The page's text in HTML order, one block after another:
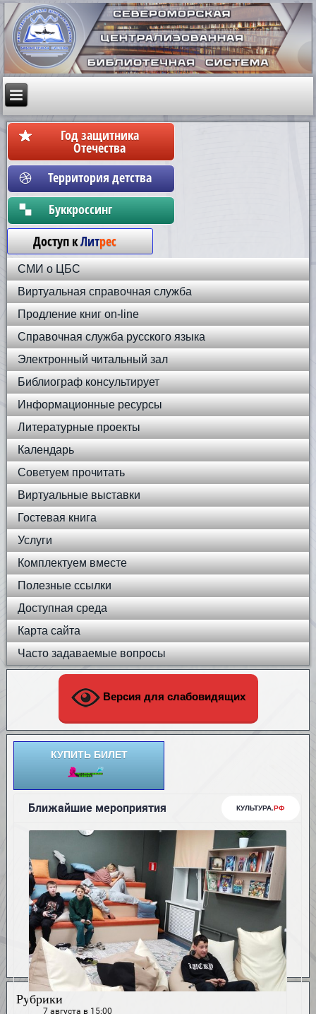
Год защитника
Отечества
Территория детства
Бyккpoccинг
Доступ кЛитрес
СМИ о ЦБС
Виртуальная справочная служба
Продление книг on-line
Справочная служба русского языка
Электронный читальный зал
Библиограф консультирует
Информационные ресурсы
Литературные проекты
Календарь
Советуем прочитать
Виртуальные выставки
Гостевая книга
Услуги
Комплектуем вместе
Полезные ссылки
Доступная среда
Карта сайта
Часто задаваемые вопросы
Версия для слабовидящих
КУПИТЬ БИЛЕТ
Рубрики